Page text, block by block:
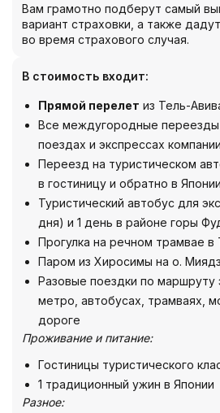
Вам грамотно подберут самый
вариант страховки, а также
во время страхового случая.
В стоимость входит:
Прямой перелет из Тель-
Все междугородные переезды
поездах и экспрессах
Переезд на туристическом
в гостиницу и обратно в Японии
Туристический автобус для
дня) и 1 день в районе горы
Прогулка на речном трамвае в
Паром из Хиросимы на о.
Разовые поездки по маршруту
метро, автобусах, трамваях,
дороге
Проживание и питание:
Гостиницы туристического
1 традиционный ужин в Японии
Разное: